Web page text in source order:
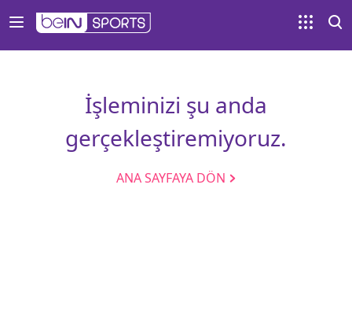
İşleminizi şu anda
gerçekleştiremiyoruz.
ANA SAYFAYA DÖN